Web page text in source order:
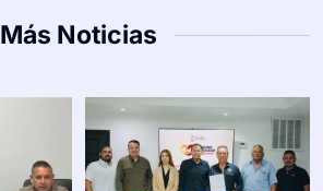
Más Noticias